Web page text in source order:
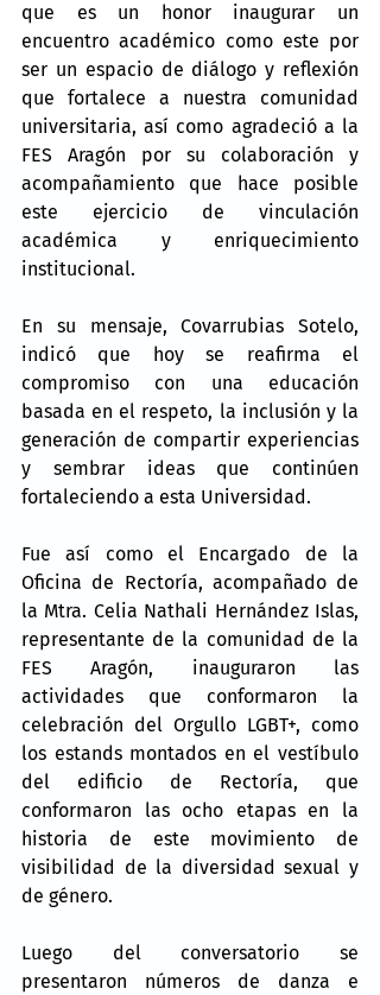
que es un honor inaugurar un
encuentro académico como este por
ser un espacio de diálogo y reflexión
que fortalece a nuestra comunidad
universitaria, así como agradeció a la
FES Aragón por su colaboración y
acompañamiento que hace posible
este ejercicio de vinculación
académica y enriquecimiento
institucional.
En su mensaje, Covarrubias Sotelo,
indicó que hoy se reafirma el
compromiso con una educación
basada en el respeto, la inclusión y la
generación de compartir experiencias
y sembrar ideas que continúen
fortaleciendo a esta Universidad.
Fue así como el Encargado de la
Oficina de Rectoría, acompañado de
la Mtra. Celia Nathali Hernández Islas,
representante de la comunidad de la
FES Aragón, inauguraron las
actividades que conformaron la
celebración del Orgullo LGBT+, como
los estands montados en el vestíbulo
del edificio de Rectoría, que
conformaron las ocho etapas en la
historia de este movimiento de
visibilidad de la diversidad sexual y
de género.
Luego del conversatorio se
presentaron números de danza e